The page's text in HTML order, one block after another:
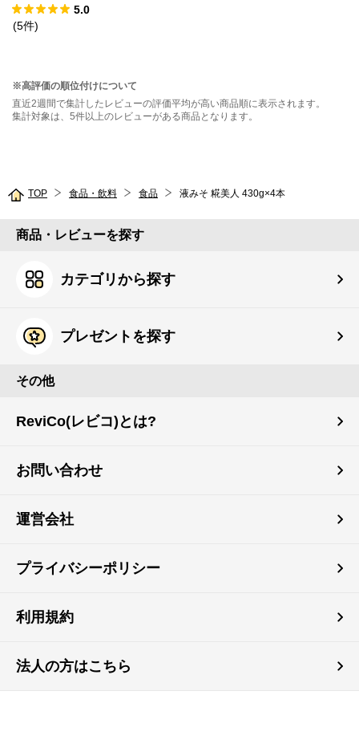
70g
5.0
(5件)
※高評価の順位付けについて
直近2週間で集計したレビューの評価平均が高い商品順に表示されます。
集計対象は、5件以上のレビューがある商品となります。
TOP 食品・飲料 食品 液みそ 糀美人 430g×4本
商品・レビューを探す
カテゴリから探す
プレゼントを探す
その他
ReviCo(レビコ)とは?
お問い合わせ
運営会社
プライバシーポリシー
利用規約
法人の方はこちら